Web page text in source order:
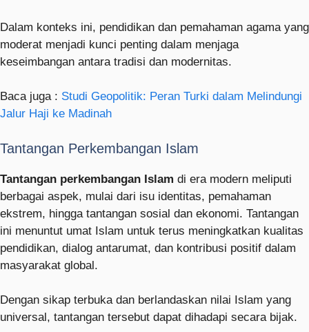
Dalam konteks ini, pendidikan dan pemahaman agama yang
moderat menjadi kunci penting dalam menjaga
keseimbangan antara tradisi dan modernitas.
Baca juga : Studi Geopolitik: Peran Turki dalam Melindungi
Jalur Haji ke Madinah
Tantangan Perkembangan Islam
Tantangan perkembangan Islam di era modern meliputi
berbagai aspek, mulai dari isu identitas, pemahaman
ekstrem, hingga tantangan sosial dan ekonomi. Tantangan
ini menuntut umat Islam untuk terus meningkatkan kualitas
pendidikan, dialog antarumat, dan kontribusi positif dalam
masyarakat global.
Dengan sikap terbuka dan berlandaskan nilai Islam yang
universal, tantangan tersebut dapat dihadapi secara bijak.